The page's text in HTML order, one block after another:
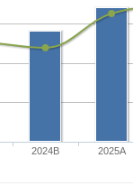
2024B 2025A